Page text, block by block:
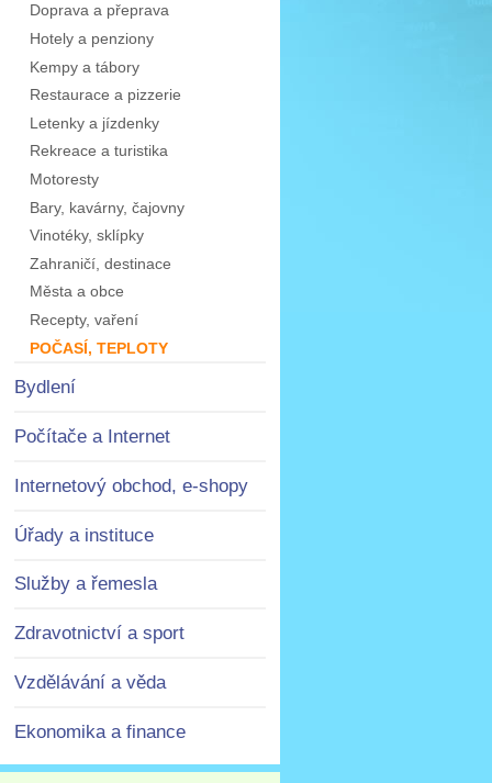
Doprava a přeprava
Hotely a penziony
Kempy a tábory
Restaurace a pizzerie
Letenky a jízdenky
Rekreace a turistika
Motoresty
Bary, kavárny, čajovny
Vinotéky, sklípky
Zahraničí, destinace
Města a obce
Recepty, vaření
POČASÍ, TEPLOTY
Bydlení
Počítače a Internet
Internetový obchod, e-shopy
Úřady a instituce
Služby a řemesla
Zdravotnictví a sport
Vzdělávání a věda
Ekonomika a finance